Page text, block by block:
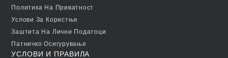
Политика На Приватност
Услови За Користње
Заштита На Лични Податоци
Патничко Осигурување
УСЛОВИ И ПРАВИЛА